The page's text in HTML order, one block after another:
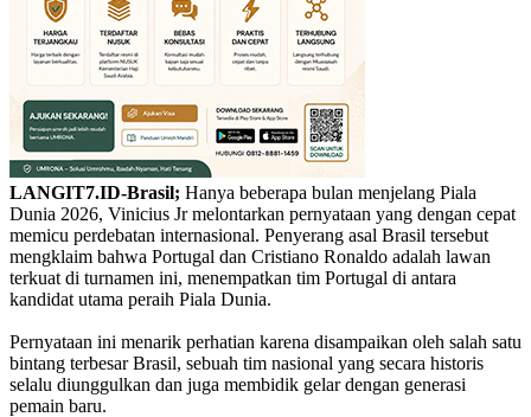
LANGIT7.ID-Brasil; Hanya beberapa bulan menjelang Piala
Dunia 2026, Vinicius Jr melontarkan pernyataan yang dengan cepat
memicu perdebatan internasional. Penyerang asal Brasil tersebut
mengklaim bahwa Portugal dan Cristiano Ronaldo adalah lawan
terkuat di turnamen ini, menempatkan tim Portugal di antara
kandidat utama peraih Piala Dunia.
Pernyataan ini menarik perhatian karena disampaikan oleh salah satu
bintang terbesar Brasil, sebuah tim nasional yang secara historis
selalu diunggulkan dan juga membidik gelar dengan generasi
pemain baru.